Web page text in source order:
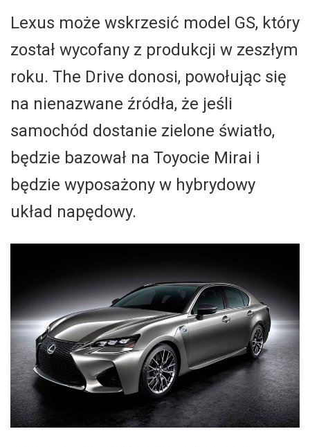
Lexus może wskrzesić model GS, który
został wycofany z produkcji w zeszłym
roku. The Drive donosi, powołując się
na nienazwane źródła, że jeśli
samochód dostanie zielone światło,
będzie bazował na Toyocie Mirai i
będzie wyposażony w hybrydowy
układ napędowy.